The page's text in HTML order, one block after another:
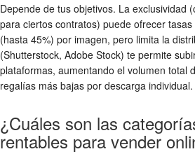
Depende de tus objetivos. La exclusividad
para ciertos contratos) puede ofrecer
(hasta 45%) por imagen, pero limita la
(Shutterstock, Adobe Stock) te permite
plataformas, aumentando el volumen total
regalías más bajas por descarga individual.
¿Cuáles son las
rentables para vender